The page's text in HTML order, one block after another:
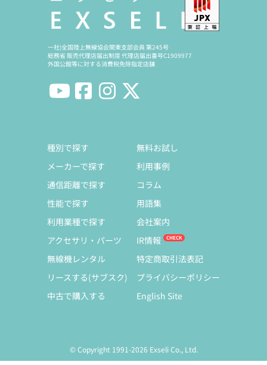
一社)全国陸上無線協会関東支部会員 第245号
総務省 販売代理店届出制度 代理店届出番号C1909977
外国公館等に対する消費税免除指定店舗
種別で探す
メーカーで探す
通信距離で探す
性能で探す
利用業種で探す
アクセサリ・パーツ
無線機レンタル
リースする(サブスク)
中古で購入する
無料お試し
利用事例
コラム
用語集
会社案内
IR情報
特定商取引法表記
プライバシーポリシー
English Site
© Copyright 1991-2026 Exseli Co., Ltd.